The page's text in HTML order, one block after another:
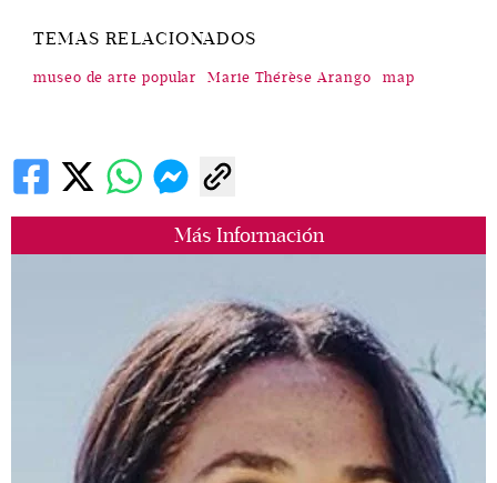
Más Información
TEMAS RELACIONADOS
museo de arte popular Marie Thérèse Arango map